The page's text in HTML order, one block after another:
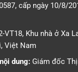
cấp ngày 10/8/
VT18, Khu nhà ở Xa
Việt Nam
dung: Giám đốc